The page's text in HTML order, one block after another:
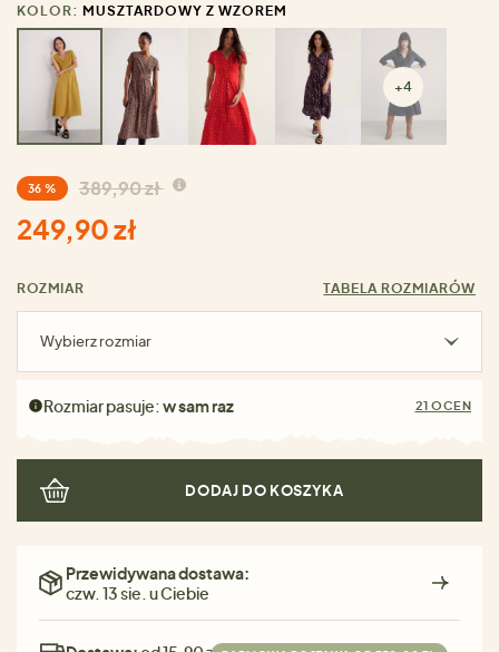
KOLOR: MUSZTARDOWY Z WZOREM
+4
36 % 389,90 zł
249,90 zł
ROZMIAR TABELA ROZMIARÓW
Wybierz rozmiar
Rozmiar pasuje:w sam raz 21 OCEN
DODAJ DO KOSZYKA
Przewidywana dostawa:
czw. 13 sie. u Ciebie